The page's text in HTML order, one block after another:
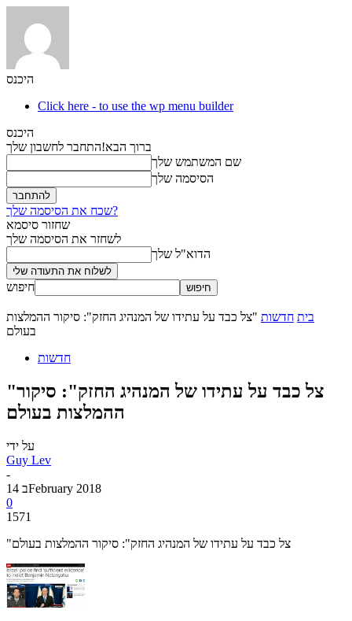
היכנס
Click here - to use the wp menu builder
היכנס
ברוך הבא!התחבר לחשבון שלך
שם המשתמש שלך
הסיסמה שלך
שכח את הסיסמה שלך?
שחזור סיסמא
לשחזר את הסיסמה שלך
הדוא"ל שלך
חיפוש
בית חדשות "צל כבד על עתידו של המנהיג החזק": סיקור ההמלצות
בעולם
חדשות
"צל כבד על עתידו של המנהיג החזק": סיקור
ההמלצות בעולם
על ידי
Guy Lev
-
14 בFebruary 2018
0
1571
"צל כבד על עתידו של המנהיג החזק": סיקור ההמלצות בעולם